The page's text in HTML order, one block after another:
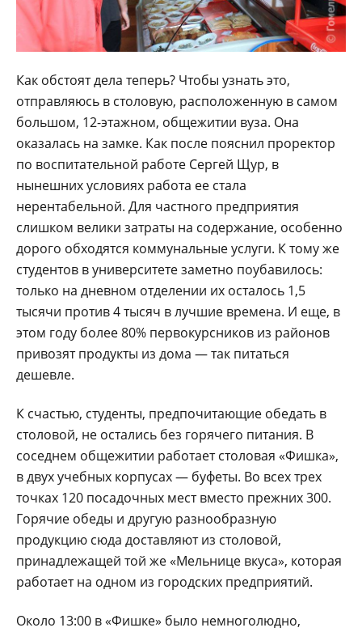
Как обстоят дела теперь? Чтобы узнать это,
отправляюсь в столовую, расположенную в самом
большом, 12-этажном, общежитии вуза. Она
оказалась на замке. Как после пояснил проректор
по воспитательной работе Сергей Щур, в
нынешних условиях работа ее стала
нерентабельной. Для частного предприятия
слишком велики затраты на содержание, особенно
дорого обходятся коммунальные услуги. К тому же
студентов в университете заметно поубавилось:
только на дневном отделении их осталось 1,5
тысячи против 4 тысяч в лучшие времена. И еще, в
этом году более 80% первокурсников из районов
привозят продукты из дома — так питаться
дешевле.
К счастью, студенты, предпочитающие обедать в
столовой, не остались без горячего питания. В
соседнем общежитии работает столовая «Фишка»,
в двух учебных корпусах — буфеты. Во всех трех
точках 120 посадочных мест вместо прежних 300.
Горячие обеды и другую разнообразную
продукцию сюда доставляют из столовой,
принадлежащей той же «Мельнице вкуса», которая
работает на одном из городских предприятий.
Около 13:00 в «Фишке» было немноголюдно,